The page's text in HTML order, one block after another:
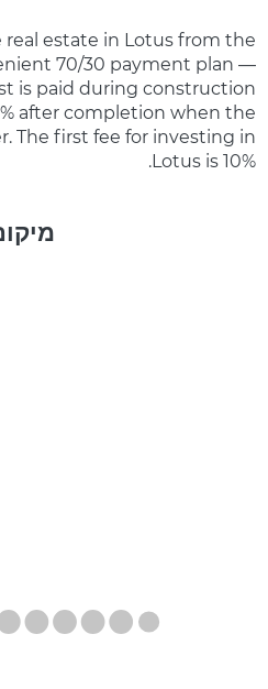
real estate in Lotus from the
70/30 payment plan —
is paid during construction
after completion when the
The first fee for investing in
Lotus is 10%.